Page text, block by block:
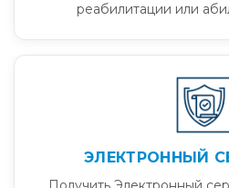
реабилитации или
ЭЛЕКТРОННЫЙ